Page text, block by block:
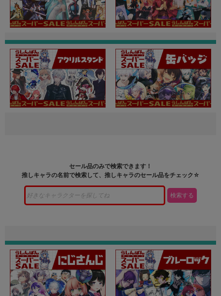
セール品のみで検索できます！
推しキャラの名前で検索して、推しキャラのセール品をチェック☆
検索する